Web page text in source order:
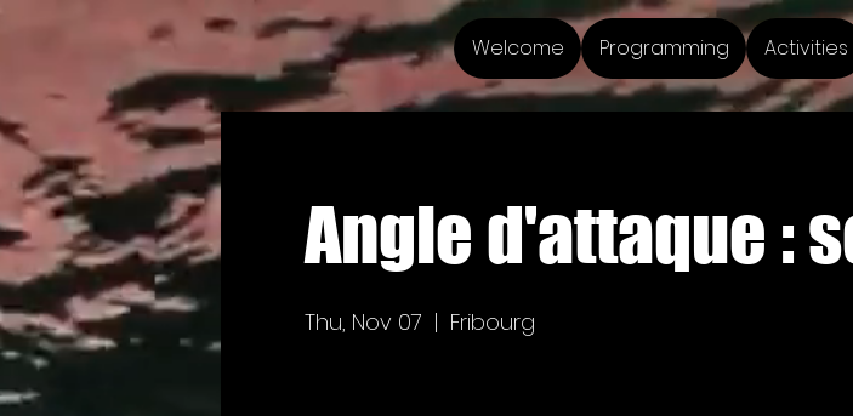
Welcome Programming Activities
Angle d'attaque :
Thu, Nov 07
  |
Fribourg